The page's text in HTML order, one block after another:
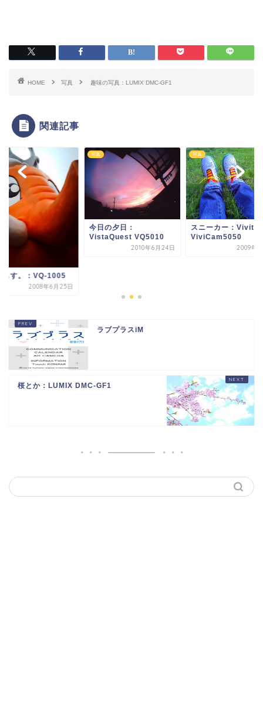
HOME 写真 趣味の写真：LUMIX DMC-GF1
関連記事
もす。：VQ-1005
2008年6月25日
写真
今日の夕日：
VistaQuest VQ5010
2010年6月24日
写真
スニーカー：Vivitar
ViviCam5050
2009年9
ラブプラスiM
桜とか：LUMIX DMC-GF1